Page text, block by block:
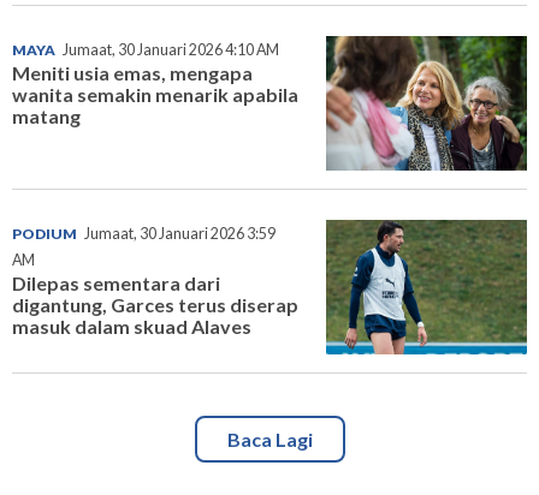
MAYA Jumaat, 30 Januari 2026 4:10 AM
Meniti usia emas, mengapa
wanita semakin menarik apabila
matang
PODIUM Jumaat, 30 Januari 2026 3:59
AM
Dilepas sementara dari
digantung, Garces terus diserap
masuk dalam skuad Alaves
Baca Lagi